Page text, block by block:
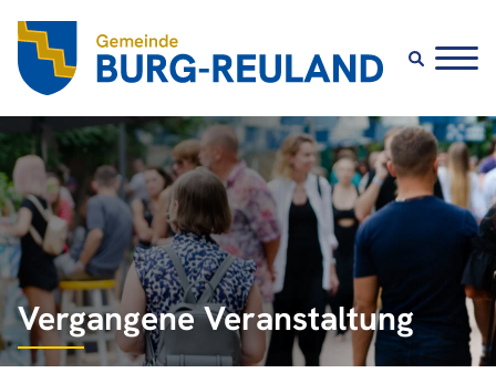
Vergangene Veranstaltung